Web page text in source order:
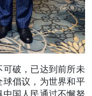
破，已达到前所未
倡议，为世界和平
国人民通过不懈努